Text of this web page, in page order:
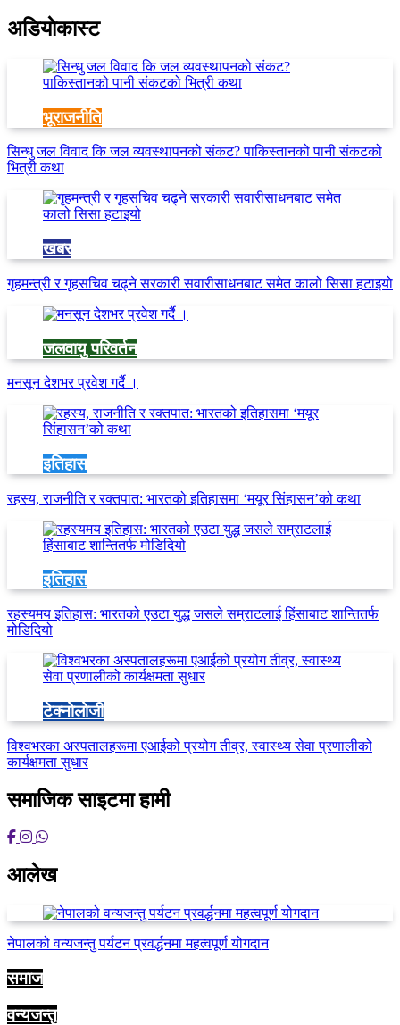
अडियाेकास्ट
भूराजनीति
सिन्धु जल विवाद कि जल व्यवस्थापनको संकट? पाकिस्तानको पानी संकटको
भित्री कथा
खबर
गृहमन्त्री र गृहसचिव चढ्ने सरकारी सवारीसाधनबाट समेत कालो सिसा हटाइयो
जलवायु परिवर्तन
मनसून देशभर प्रवेश गर्दै ।
इतिहास
रहस्य, राजनीति र रक्तपात: भारतको इतिहासमा ‘मयूर सिंहासन’को कथा
इतिहास
रहस्यमय इतिहास: भारतको एउटा युद्ध जसले सम्राटलाई हिंसाबाट शान्तितर्फ
मोडिदियो
टेक्नोलोजी
विश्वभरका अस्पतालहरूमा एआईको प्रयोग तीव्र, स्वास्थ्य सेवा प्रणालीको
कार्यक्षमता सुधार
समाजिक साइटमा हामी
आलेख
नेपालको वन्यजन्तु पर्यटन प्रवर्द्धनमा महत्वपूर्ण योगदान
समाज
वन्यजन्तु